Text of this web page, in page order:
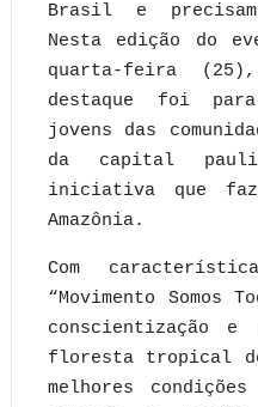
Brasil e precisam
Nesta edição do
quarta-feira
destaque foi
jovens das
da capital
iniciativa que
Amazônia.
Com
“Movimento Somos
conscientização e
floresta tropical do
melhores